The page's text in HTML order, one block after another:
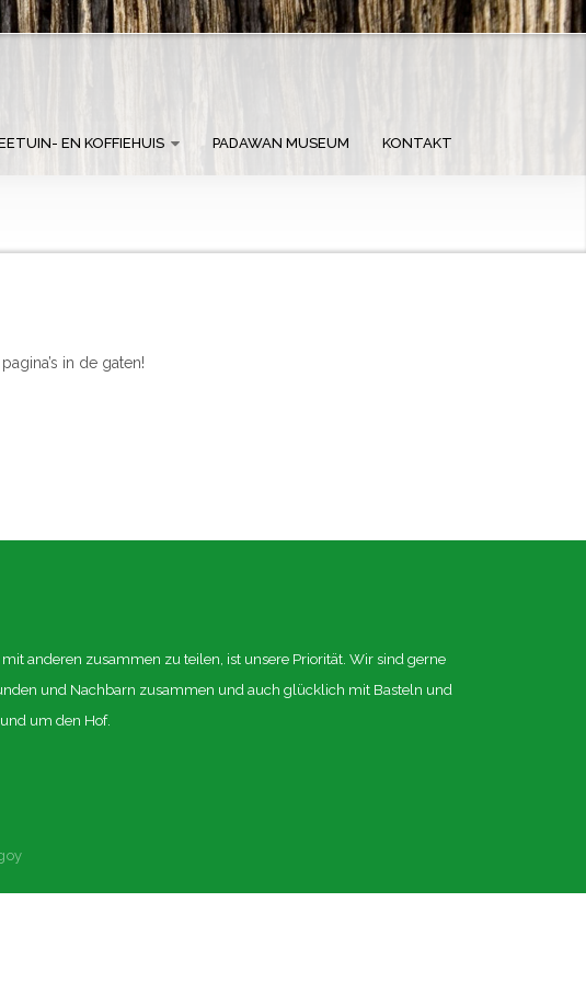
EN KOFFIEHUIS PADAWAN MUSEUM KONTAKT
in de gaten!
anderen zusammen zu teilen, ist unsere Priorität. Wir sind gerne
und Nachbarn zusammen und auch glücklich mit Basteln und
um den Hof.